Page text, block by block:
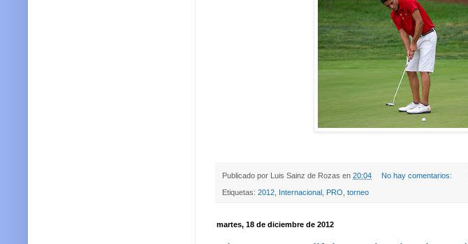
Publicado por Luis Sainz de Rozas en 20:04 No hay comentarios:
Etiquetas: 2012 Internacional PRO torneo
martes, 18 de diciembre de 2012